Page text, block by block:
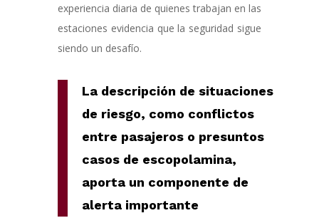
experiencia diaria de quienes trabajan en las
estaciones evidencia que la seguridad sigue
siendo un desafío.
La descripción de situaciones
de riesgo, como conflictos
entre pasajeros o presuntos
casos de escopolamina,
aporta un componente de
alerta importante